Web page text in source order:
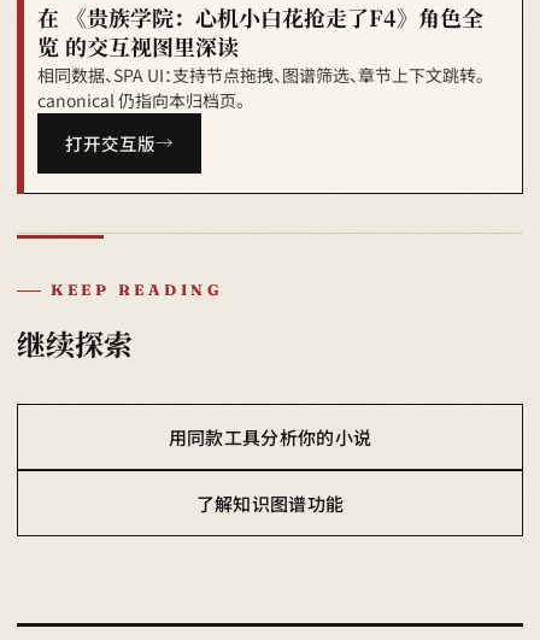
在 《贵族学院：心机小白花抢走了F4》角色全
览 的交互视图里深读
相同数据、SPA UI：支持节点拖拽、图谱筛选、章节上下文跳转。
canonical 仍指向本归档页。
打开交互版
KEEP READING
继续探索
用同款工具分析你的小说
了解知识图谱功能